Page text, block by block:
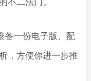
备一份电子版、配
，方便你进一步推